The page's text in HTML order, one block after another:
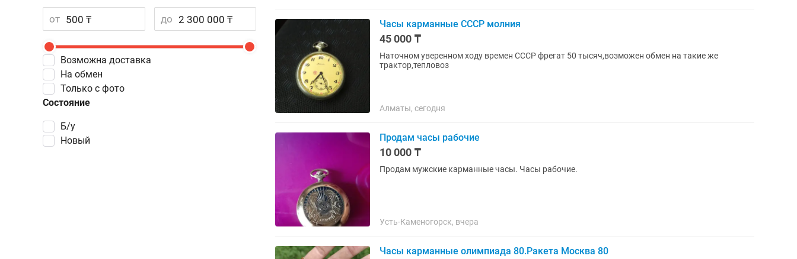
от до
Возможна доставка
Состояние
Б/у
Новый
На обмен
Только с фото
Часы карманные СССР молния
45 000 ₸
Наточном уверенном ходу времен СССР фрегат 50 тысяч,возможен обмен на такие же
трактор,тепловоз
Алматы, сегодня
Продам часы рабочие
10 000 ₸
Продам мужские карманные часы. Часы рабочие.
Усть-Каменогорск, вчера
Часы карманные олимпиада 80.Ракета Москва 80